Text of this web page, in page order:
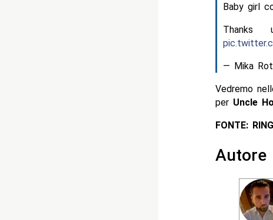
Baby girl
Thanks
— Mika
Vedremo
per Uncle
FONTE:
Autore